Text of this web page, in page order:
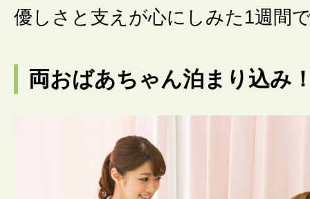
優しさと支えが心にしみた1週間
両おばあちゃん泊まり込み